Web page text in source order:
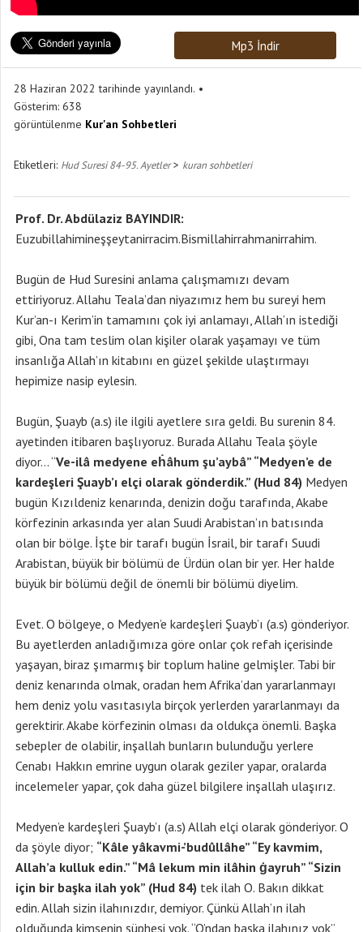
Mp3 İndir
28 Haziran 2022 tarihinde yayınlandı.
Gösterim: 638
görüntülenme Kur'an Sohbetleri
Etiketleri: Hud Suresi 84-95. Ayetler> kuran sohbetleri
Prof. Dr. Abdülaziz BAYINDIR:
Euzubillahimineşşeytanirracim.Bismillahirrahmanirrahim.
Bugün de Hud Suresini anlama çalışmamızı devam
ettiriyoruz. Allahu Teala’dan niyazımız hem bu sureyi hem
Kur’an-ı Kerim’in tamamını çok iyi anlamayı, Allah’ın istediği
gibi, Ona tam teslim olan kişiler olarak yaşamayı ve tüm
insanlığa Allah’ın kitabını en güzel şekilde ulaştırmayı
hepimize nasip eylesin.
Bugün, Şuayb (a.s) ile ilgili ayetlere sıra geldi. Bu surenin 84.
ayetinden itibaren başlıyoruz. Burada Allahu Teala şöyle
diyor… “Ve-ilâ medyene eḣâhum şu’aybâ” “Medyen’e de
kardeşleri Şuayb’ı elçi olarak gönderdik.” (Hud 84) Medyen
bugün Kızıldeniz kenarında, denizin doğu tarafında, Akabe
körfezinin arkasında yer alan Suudi Arabistan’ın batısında
olan bir bölge. İşte bir tarafı bugün İsrail, bir tarafı Suudi
Arabistan, büyük bir bölümü de Ürdün olan bir yer. Her halde
büyük bir bölümü değil de önemli bir bölümü diyelim.
Evet. O bölgeye, o Medyen’e kardeşleri Şuayb’ı (a.s) gönderiyor.
Bu ayetlerden anladığımıza göre onlar çok refah içerisinde
yaşayan, biraz şımarmış bir toplum haline gelmişler. Tabi bir
deniz kenarında olmak, oradan hem Afrika’dan yararlanmayı
hem deniz yolu vasıtasıyla birçok yerlerden yararlanmayı da
gerektirir. Akabe körfezinin olması da oldukça önemli. Başka
sebepler de olabilir, inşallah bunların bulunduğu yerlere
Cenabı Hakkın emrine uygun olarak geziler yapar, oralarda
incelemeler yapar, çok daha güzel bilgilere inşallah ulaşırız.
Medyen’e kardeşleri Şuayb’ı (a.s) Allah elçi olarak gönderiyor. O
da şöyle diyor; “Kâle yâkavmi-’budûllâhe” “Ey kavmim,
Allah’a kulluk edin.” “Mâ lekum min ilâhin ġayruh” “Sizin
için bir başka ilah yok” (Hud 84) tek ilah O. Bakın dikkat
edin. Allah sizin ilahınızdır, demiyor. Çünkü Allah’ın ilah
olduğunda kimsenin şüphesi yok. “O’ndan başka ilahınız yok”,